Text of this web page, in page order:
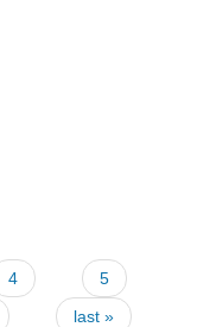
4
5
last »